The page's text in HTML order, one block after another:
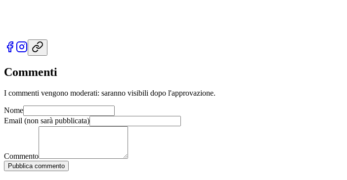
Commenti
I commenti vengono moderati: saranno visibili dopo l'approvazione.
Nome
Email (non sarà pubblicata)
Commento
Pubblica commento